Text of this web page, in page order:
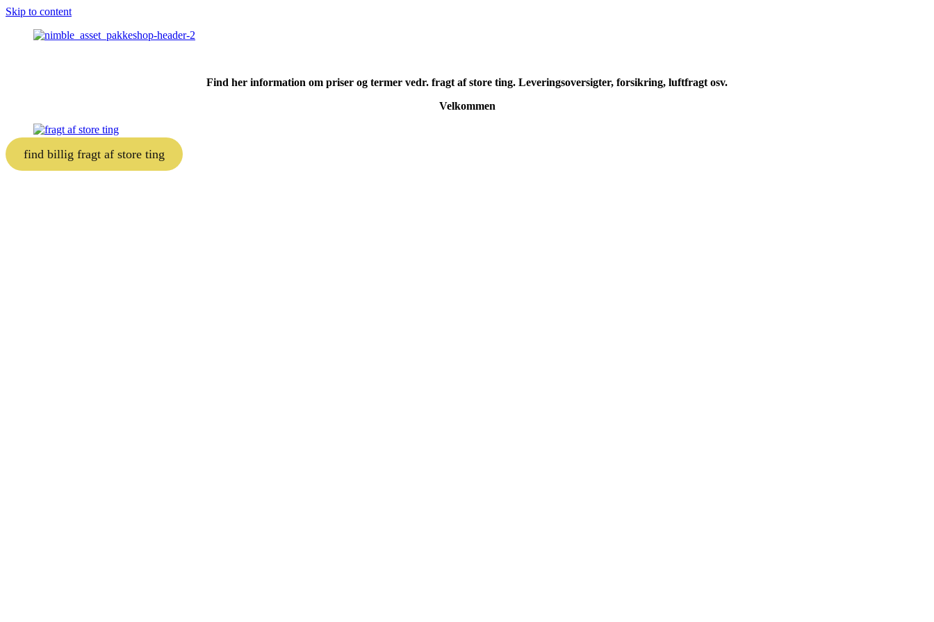
Skip to content
Find her information om priser og termer vedr. fragt af store ting. Leveringsoversigter, forsikring, luftfragt osv.
Velkommen
find billig fragt af store ting